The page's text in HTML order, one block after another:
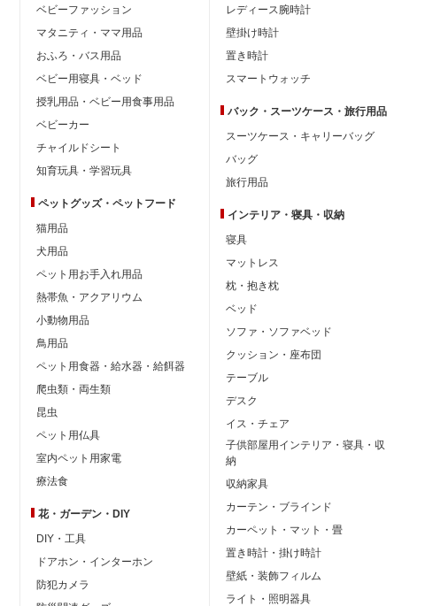
ベビーファッション
マタニティ・ママ用品
おふろ・バス用品
ベビー用寝具・ベッド
授乳用品・ベビー用食事用品
ベビーカー
チャイルドシート
知育玩具・学習玩具
ペットグッズ・ペットフード
猫用品
犬用品
ペット用お手入れ用品
熱帯魚・アクアリウム
小動物用品
鳥用品
ペット用食器・給水器・給餌器
爬虫類・両生類
昆虫
ペット用仏具
室内ペット用家電
療法食
花・ガーデン・DIY
DIY・工具
ドアホン・インターホン
防犯カメラ
レディース腕時計
壁掛け時計
置き時計
スマートウォッチ
バック・スーツケース・旅行用品
スーツケース・キャリーバッグ
バッグ
旅行用品
インテリア・ 寝具・収納
寝具
マットレス
枕・抱き枕
ベッド
ソファ・ソファベッド
クッション・座布団
テーブル
デスク
イス・チェア
子供部屋用インテリア・寝具・収
納
収納家具
カーテン・ブラインド
カーペット・マット・畳
置き時計・掛け時計
壁紙・装飾フィルム
ライト・照明器具